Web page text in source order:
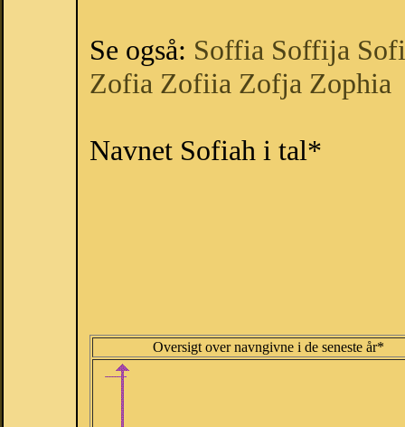
Se også: Soffia Soffija
Zofia Zofiia Zofja Zophia
Navnet Sofiah i tal*
Oversigt over navngivne i de seneste år*